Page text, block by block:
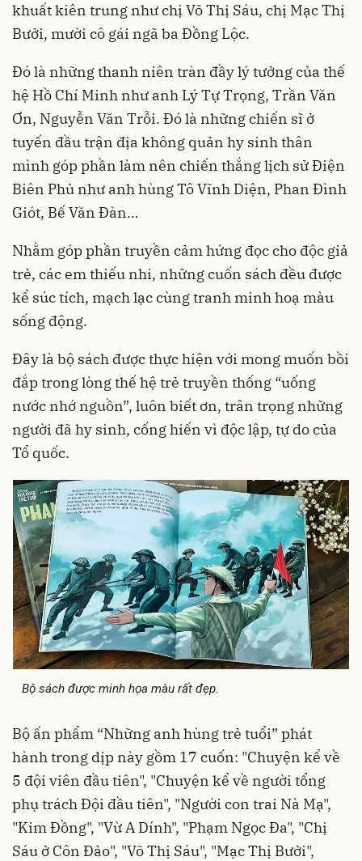
khuất kiên trung như chị Võ Thị Sáu, chị Mạc Thị
Bưởi, mười cô gái ngã ba Đồng Lộc.
Đó là những thanh niên tràn đầy lý tưởng của thế
hệ Hồ Chí Minh như anh Lý Tự Trọng, Trần Văn
Ơn, Nguyễn Văn Trỗi. Đó là những chiến sĩ ở
tuyến đầu trận địa không quản hy sinh thân
mình góp phần làm nên chiến thắng lịch sử Điện
Biên Phủ như anh hùng Tô Vĩnh Diện, Phan Đình
Giót, Bế Văn Đàn…
Nhằm góp phần truyền cảm hứng đọc cho độc giả
trẻ, các em thiếu nhi, những cuốn sách đều được
kể súc tích, mạch lạc cùng tranh minh hoạ màu
sống động.
Đây là bộ sách được thực hiện với mong muốn bồi
đắp trong lòng thế hệ trẻ truyền thống “uống
nước nhớ nguồn”, luôn biết ơn, trân trọng những
người đã hy sinh, cống hiến vì độc lập, tự do của
Tổ quốc.
Bộ sách được minh họa màu rất đẹp.
Bộ ấn phẩm “Những anh hùng trẻ tuổi” phát
hành trong dịp này gồm 17 cuốn: "Chuyện kể về
5 đội viên đầu tiên", "Chuyện kể về người tổng
phụ trách Đội đầu tiên", "Người con trai Nà Mạ",
"Kim Đồng", "Vừ A Dính", "Phạm Ngọc Đa", "Chị
Sáu ở Côn Đảo", "Võ Thị Sáu", "Mạc Thị Bưởi",